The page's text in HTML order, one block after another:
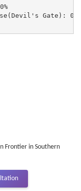
Gate):
Frontier in Southern